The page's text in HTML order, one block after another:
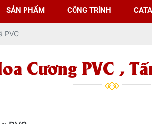
SẢN PHẨM CÔNG TRÌNH
PVC
Cương PVC ,